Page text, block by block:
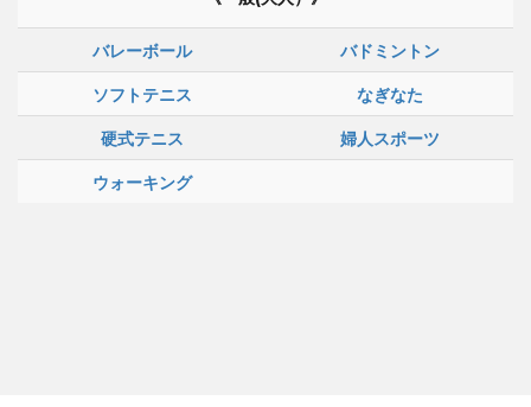
バレーボール
バドミントン
ソフトテニス
なぎなた
硬式テニス
婦人スポーツ
ウォーキング